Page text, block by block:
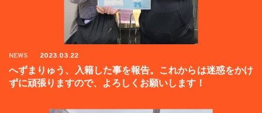
NEWS 2023.03.22
へずまりゅう、入籍した事を報告。これからは迷惑をかけ
ずに頑張りますので、よろしくお願いします！